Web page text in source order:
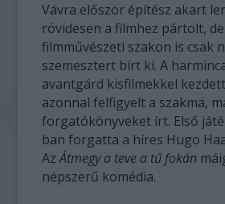
Vávra először építész akart
rövidesen a filmhez pártolt,
filmművészeti szakon is csak
szemesztert bírt ki. A
avantgárd kisfilmekkel
azonnal felfigyelt a szakma,
forgatókönyveket írt. Első
ban forgatta a híres Hugo
AzÁtmegy a teve a tű fokán
népszerű komédia.